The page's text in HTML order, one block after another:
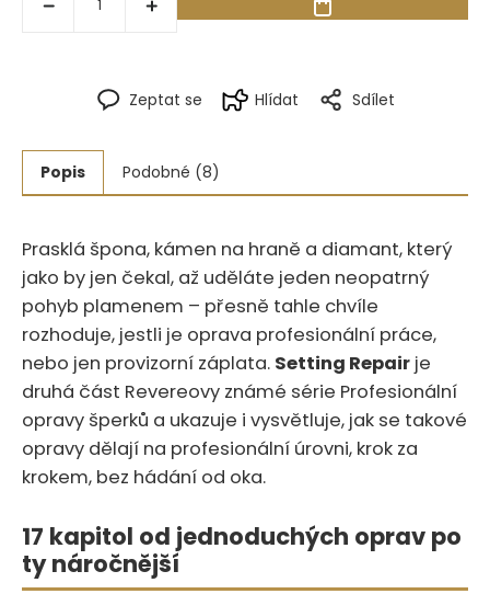
Zeptat se Hlídat Sdílet
Popis Podobné (8)
Prasklá špona, kámen na hraně a diamant, který
jako by jen čekal, až uděláte jeden neopatrný
pohyb plamenem – přesně tahle chvíle
rozhoduje, jestli je oprava profesionální práce,
nebo jen provizorní záplata. Setting Repair je
druhá část Revereovy známé série Profesionální
opravy šperků a ukazuje i vysvětluje, jak se takové
opravy dělají na profesionální úrovni, krok za
krokem, bez hádání od oka.
17 kapitol od jednoduchých oprav po
ty náročnější